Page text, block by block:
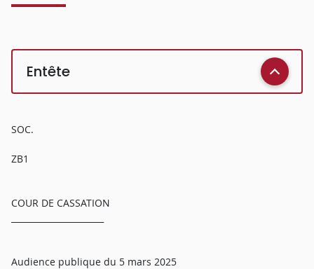
Entête
SOC.
ZB1
COUR DE CASSATION
Audience publique du 5 mars 2025